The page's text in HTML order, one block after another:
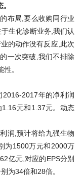
布局,要么收购同行业
生化诊断业务,我们认
的动作没有反应,此次
一次突破,我们不排除
。
2017年的净利润
元和1.37元。动态
润,预计将给九强生物
为1500万元和2000万
亿元,对应的EPS分别
为34倍和28倍。